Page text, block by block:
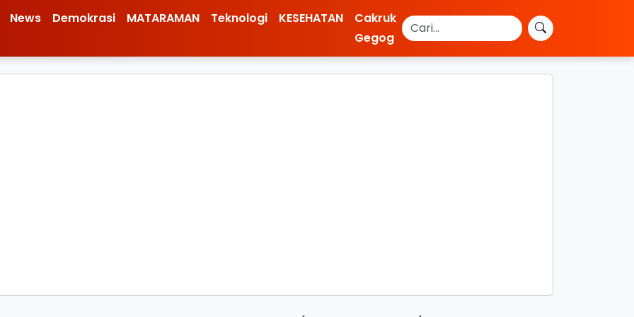
News Demokrasi MATARAMAN Teknologi KESEHATAN
Cakruk
Gegog